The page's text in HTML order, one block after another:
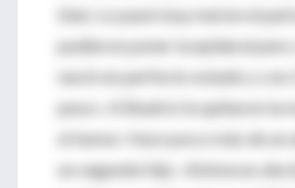
bien. Lo pasé muy mal en el
pudieron poner la epidural pero
nació en perfecto estado y con
peso». A Beatriz le quitaron la
el tumor. Hace poco más de un
un segundo hijo. «Entonces